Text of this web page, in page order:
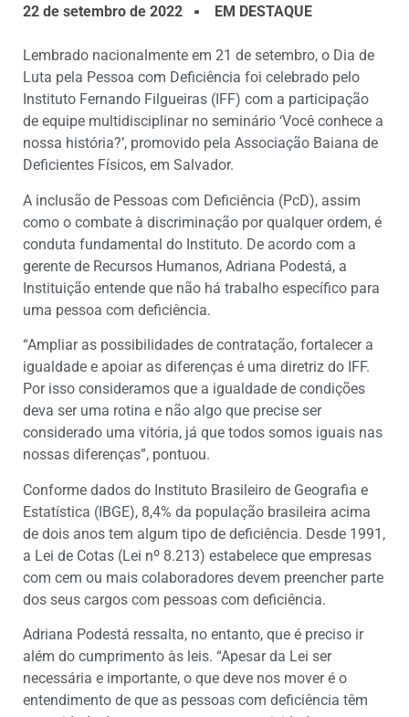
22 de setembro de 2022 EM DESTAQUE
Lembrado nacionalmente em 21 de setembro, o Dia de
Luta pela Pessoa com Deficiência foi celebrado pelo
Instituto Fernando Filgueiras (IFF) com a participação
de equipe multidisciplinar no seminário ‘Você conhece a
nossa história?’, promovido pela Associação Baiana de
Deficientes Físicos, em Salvador.
A inclusão de Pessoas com Deficiência (PcD), assim
como o combate à discriminação por qualquer ordem, é
conduta fundamental do Instituto. De acordo com a
gerente de Recursos Humanos, Adriana Podestá, a
Instituição entende que não há trabalho específico para
uma pessoa com deficiência.
“Ampliar as possibilidades de contratação, fortalecer a
igualdade e apoiar as diferenças é uma diretriz do IFF.
Por isso consideramos que a igualdade de condições
deva ser uma rotina e não algo que precise ser
considerado uma vitória, já que todos somos iguais nas
nossas diferenças”, pontuou.
Conforme dados do Instituto Brasileiro de Geografia e
Estatística (IBGE), 8,4% da população brasileira acima
de dois anos tem algum tipo de deficiência. Desde 1991,
a Lei de Cotas (Lei nº 8.213) estabelece que empresas
com cem ou mais colaboradores devem preencher parte
dos seus cargos com pessoas com deficiência.
Adriana Podestá ressalta, no entanto, que é preciso ir
além do cumprimento às leis. “Apesar da Lei ser
necessária e importante, o que deve nos mover é o
entendimento de que as pessoas com deficiência têm